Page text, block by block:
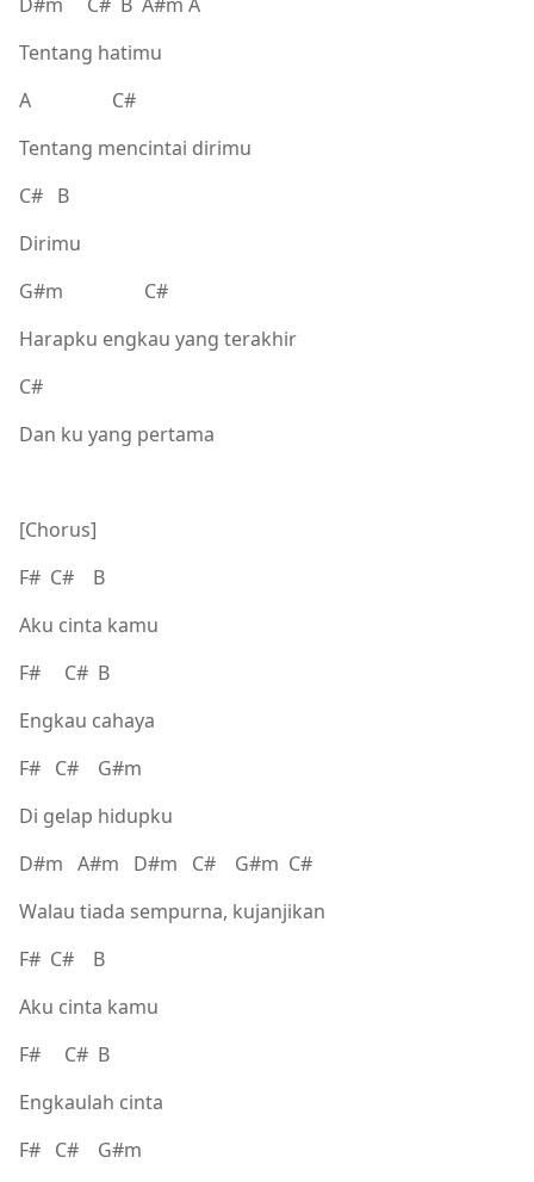
Tentang hatimu
A C#
Tentang mencintai dirimu
C# B
Dirimu
G#m C#
Harapku engkau yang terakhir
C#
Dan ku yang pertama
[Chorus]
F# C# B
Aku cinta kamu
F# C# B
Engkau cahaya
F# C# G#m
Di gelap hidupku
D#m A#m D#m C# G#m C#
Walau tiada sempurna, kujanjikan
F# C# B
Aku cinta kamu
F# C# B
Engkaulah cinta
F# C# G#m